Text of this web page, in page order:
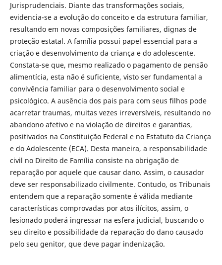
Jurisprudenciais. Diante das transformações sociais,
evidencia-se a evolução do conceito e da estrutura familiar,
resultando em novas composições familiares, dignas de
proteção estatal. A família possui papel essencial para a
criação e desenvolvimento da criança e do adolescente.
Constata-se que, mesmo realizado o pagamento de pensão
alimentícia, esta não é suficiente, visto ser fundamental a
convivência familiar para o desenvolvimento social e
psicológico. A ausência dos pais para com seus filhos pode
acarretar traumas, muitas vezes irreversíveis, resultando no
abandono afetivo e na violação de direitos e garantias,
positivados na Constituição Federal e no Estatuto da Criança
e do Adolescente (ECA). Desta maneira, a responsabilidade
civil no Direito de Família consiste na obrigação de
reparação por aquele que causar dano. Assim, o causador
deve ser responsabilizado civilmente. Contudo, os Tribunais
entendem que a reparação somente é válida mediante
características comprovadas por atos ilícitos, assim, o
lesionado poderá ingressar na esfera judicial, buscando o
seu direito e possibilidade da reparação do dano causado
pelo seu genitor, que deve pagar indenização.